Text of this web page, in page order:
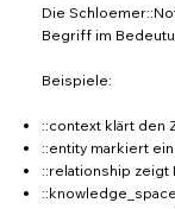
Die
Begriff im
Beispiele:
::context klärt den
::entity markiert
::relationship zeigt